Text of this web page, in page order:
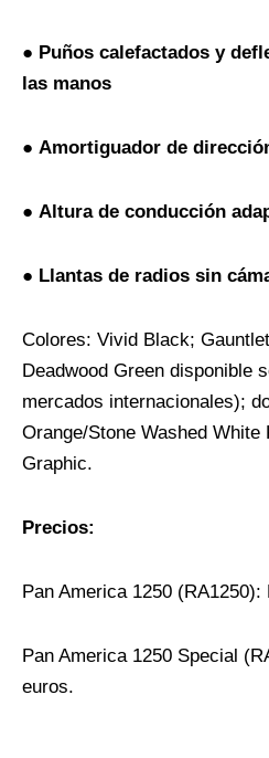
● Puños calefactados y
las manos
● Amortiguador de
● Altura de conducción
● Llantas de radios sin
Colores: Vivid Black;
Deadwood Green disponible
mercados internacionales);
Orange/Stone Washed White
Graphic.
Precios:
Pan America 1250
Pan America 1250 Special
euros.